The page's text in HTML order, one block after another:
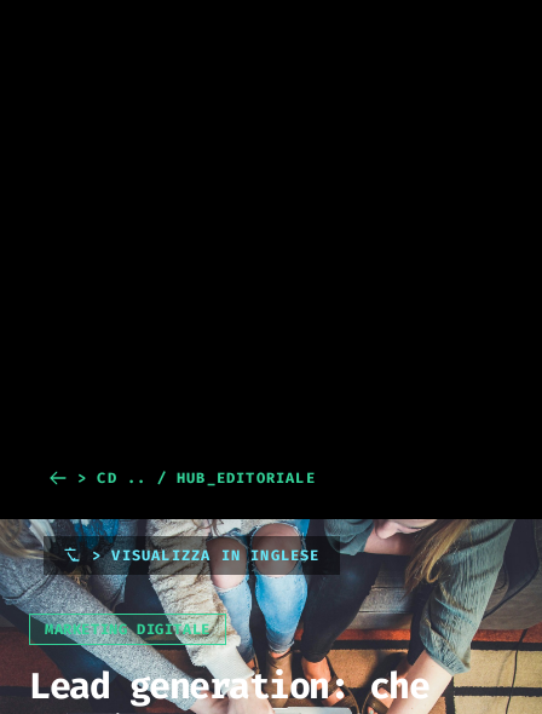
> CD .. / HUB_EDITORIALE
> VISUALIZZA IN INGLESE
MARKETING DIGITALE
Lead generation: che